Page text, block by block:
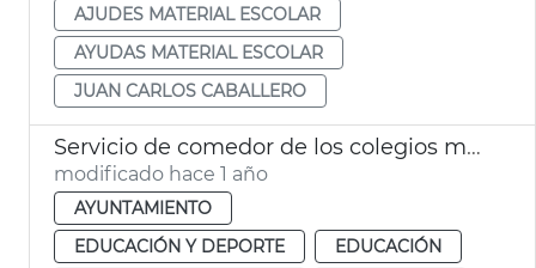
AJUDES MATERIAL ESCOLAR
AYUDAS MATERIAL ESCOLAR
JUAN CARLOS CABALLERO
Servicio de comedor de los colegios municipales de València
modificado hace 1 año
AYUNTAMIENTO
EDUCACIÓN Y DEPORTE
EDUCACIÓN